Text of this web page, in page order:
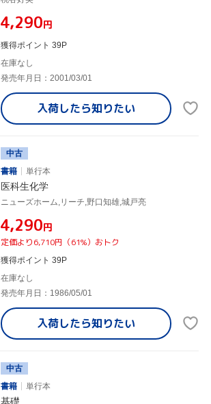
¥4,290円
獲得ポイント 39P
在庫なし
発売年月日：2001/03/01
入荷したら知りたい
中古
書籍
単行本
医科生化学
ニューズホーム,リーチ,野口知雄,城戸亮
¥4,290円
定価より6,710円（61%）おトク
獲得ポイント 39P
在庫なし
発売年月日：1986/05/01
入荷したら知りたい
中古
書籍
単行本
基礎